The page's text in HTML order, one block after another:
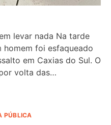
levar nada Na tarde
foi esfaqueado
em Caxias do Sul. O
volta das…
PÚBLICA